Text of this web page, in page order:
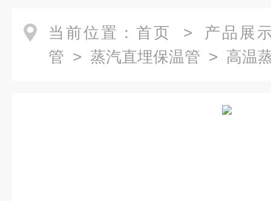
当前位置： 首页 > 产品展
管 > 蒸汽直埋保温管 > 高温